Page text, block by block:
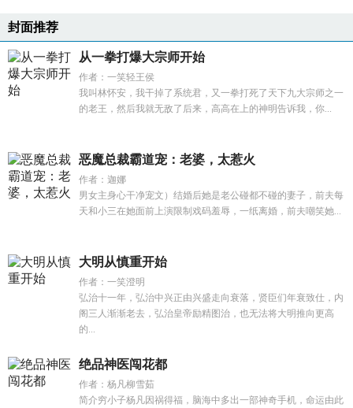
封面推荐
从一拳打爆大宗师开始
作者：一笑轻王侯
我叫林怀安，我干掉了系统君，又一拳打死了天下九大宗师之一
的老王，然后我就无敌了后来，高高在上的神明告诉我，你...
恶魔总裁霸道宠：老婆，太惹火
作者：迦娜
男女主身心干净宠文）结婚后她是老公碰都不碰的妻子，前夫每
天和小三在她面前上演限制戏码羞辱，一纸离婚，前夫嘲笑她...
大明从慎重开始
作者：一笑澄明
弘治十一年，弘治中兴正由兴盛走向衰落，贤臣们年衰致仕，内
阁三人渐渐老去，弘治皇帝励精图治，也无法将大明推向更高
的...
绝品神医闯花都
作者：杨凡柳雪茹
简介穷小子杨凡因祸得福，脑海中多出一部神奇手机，命运由此